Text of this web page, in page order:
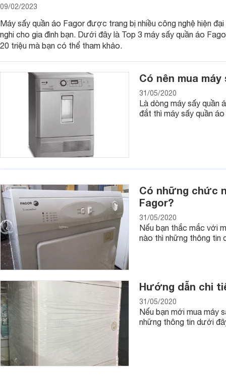
3. Chất lượng máy sấy quần áo Fagor có tốt không?
Với kinh nghiệm hoạt động hàng trăm năm trong lĩnh vực
Fagor có được khá nhiều những ưu điểm:
- Thiết kế hiện đại
Mang tới cho không gian một thiết bị hiện đại, sang trọng,
bất cứ không gian nào, giúp người dùng có được dòng
cùng việc sử dụng các chất liệu cao cấp, chính vì thế máy
- Về công nghệ sấy quần áo
Máy sấy quần áo Fagor được trang bị các công nghệ sấy
điện. Máy sấy quần áo Fagor cũng được trang bị các cảm
trình sấy tự động phù hợp. Ngoài ra, người dùng cũng có
09/02/2023
Máy sấy quần áo Fagor được trang bị nhiều công nghệ hiện
nghi cho gia đình bạn. Dưới đây là Top 3 máy sấy quần áo
20 triệu mà bạn có thể tham khảo.
Có nên mua máy
31/05/2020
Là dòng máy sấy quần
đắt thì máy sấy quần
Có những chức
Fagor?
31/05/2020
Nếu bạn thắc mắc với
nào thì những thông tin
Hướng dẫn chi
31/05/2020
Nếu bạn mới mua máy
những thông tin dưới